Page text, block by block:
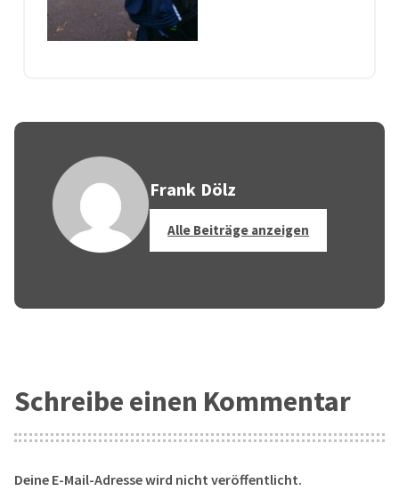
Frank Dölz
Alle Beiträge anzeigen
Schreibe einen Kommentar
Deine E-Mail-Adresse wird nicht veröffentlicht.